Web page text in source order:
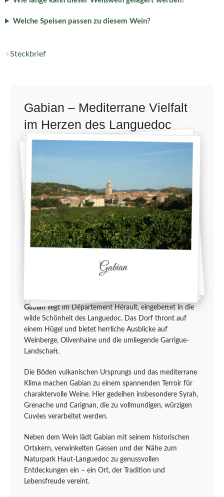
Welche Speisen passen zu diesem Wein?
Steckbrief
Gabian – Mediterrane Vielfalt
im Herzen des Languedoc
Gabianliegt im Département Hérault, eingebettet in die
wilde Schönheit des Languedoc. Das Dorf thront auf
einem Hügel und bietet herrliche Ausblicke auf
Weinberge, Olivenhaine und die umliegende Garrigue-
Landschaft.
Die Böden vulkanischen Ursprungs und das mediterrane
Klima machen Gabian zu einem spannenden Terroir für
charaktervolle Weine. Hier gedeihen insbesondere Syrah,
Grenache und Carignan, die zu vollmundigen, würzigen
Cuvées verarbeitet werden.
Neben dem Wein lädt Gabian mit seinem historischen
Ortskern, verwinkelten Gassen und der Nähe zum
Naturpark Haut-Languedoc zu genussvollen
Entdeckungen ein – ein Ort, der Tradition und
Lebensfreude vereint.
Gabian